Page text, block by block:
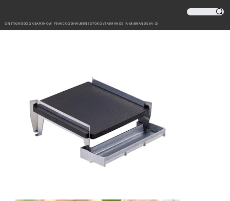
ONETIGRISDOG GEARSNOW PEAKCOODYWUBENSOTOKOVEABRANDS (A-M)BRANDS (N-Z)